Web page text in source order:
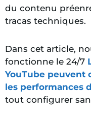
du contenu
tracas techniques.
Dans cet article,
fonctionne le 24/7
YouTube peuvent
les performances
tout configurer